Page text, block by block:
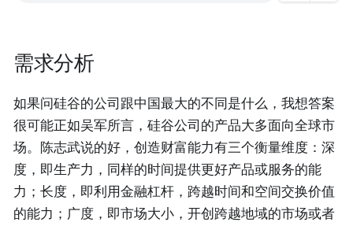
需求分析
如果问硅谷的公司跟中国最大的不同是什么，我想答案
很可能正如吴军所言，硅谷公司的产品大多面向全球市
场。陈志武说的好，创造财富能力有三个衡量维度：深
度，即生产力，同样的时间提供更好产品或服务的能
力；长度，即利用金融杠杆，跨越时间和空间交换价值
的能力；广度，即市场大小，开创跨越地域的市场或者